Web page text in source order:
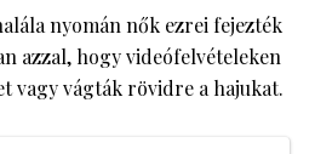
nyomán nők ezrei fejezték
azzal, hogy videófelvételeken
vagy vágták rövidre a hajukat.